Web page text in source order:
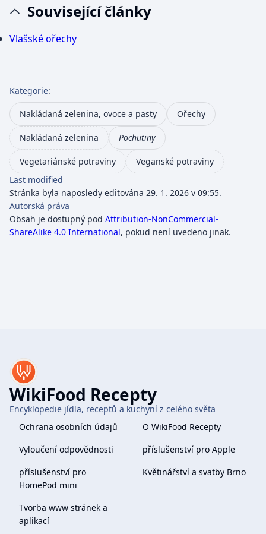
Související články
Vlašské ořechy
Kategorie:
Nakládaná zelenina, ovoce a pasty Ořechy
Nakládaná zelenina Pochutiny
Vegetariánské potraviny
Veganské potraviny
Last modified
Stránka byla naposledy editována 29. 1. 2026 v 09:55.
Autorská práva
Obsah je dostupný pod Attribution-NonCommercial-
ShareAlike 4.0 International, pokud není uvedeno jinak.
WikiFood Recepty
Encyklopedie jídla, receptů a kuchyní z celého světa
Ochrana osobních údajů
O WikiFood Recepty
Vyloučení odpovědnosti
příslušenství pro Apple
příslušenství pro
HomePod mini
Květinářství a svatby Brno
Tvorba www stránek a
aplikací